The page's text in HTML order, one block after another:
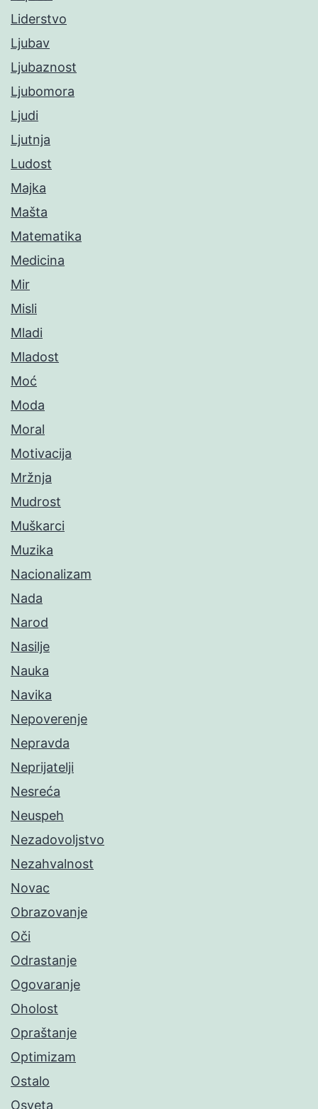
Liderstvo
Ljubav
Ljubaznost
Ljubomora
Ljudi
Ljutnja
Ludost
Majka
Mašta
Matematika
Medicina
Mir
Misli
Mladi
Mladost
Moć
Moda
Moral
Motivacija
Mržnja
Mudrost
Muškarci
Muzika
Nacionalizam
Nada
Narod
Nasilje
Nauka
Navika
Nepoverenje
Nepravda
Neprijatelji
Nesreća
Neuspeh
Nezadovoljstvo
Nezahvalnost
Novac
Obrazovanje
Oči
Odrastanje
Ogovaranje
Oholost
Opraštanje
Optimizam
Ostalo
Osveta